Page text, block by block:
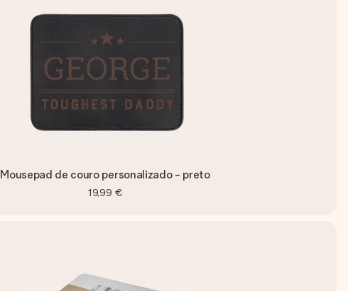
Mousepad de couro personalizado - preto
19,99 €